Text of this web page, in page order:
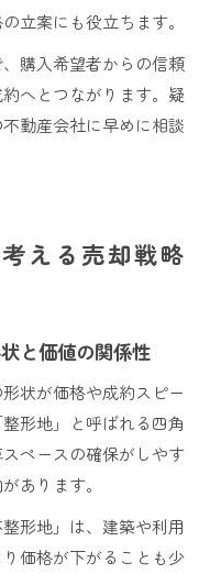
立案にも役立ちます。
購入希望者からの信頼
へとつながります。疑
動産会社に早めに相談
える売却戦略
と価値の関係性
状が価格や成約スピー
形地」と呼ばれる四角
ペースの確保がしやす
あります。
形地」は、建築や利用
価格が下がることも少